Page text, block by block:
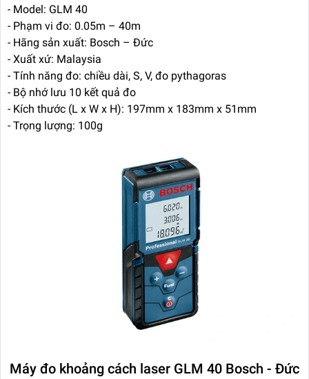
- Model: GLM 40
- Phạm vi đo: 0.05m – 40m
- Hãng sản xuất: Bosch – Đức
- Xuất xứ: Malaysia
- Tính năng đo: chiều dài, S, V, đo pythagoras
- Bộ nhớ lưu 10 kết quả đo
- Kích thước (L x W x H): 197mm x 183mm x 51mm
- Trọng lượng: 100g
Máy đo khoảng cách laser GLM 40 Bosch - Đức